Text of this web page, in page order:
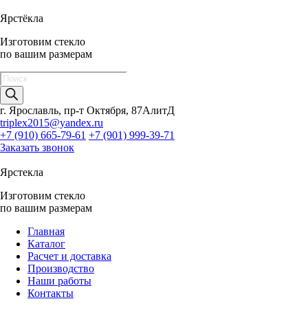
Ярстёкла
Изготовим стекло
по вашим размерам
Поиск
товаров
г. Ярославль, пр-т Октября, 87АлитД
triplex2015@yandex.ru
+7 (910) 665-79-61 +7 (901) 999-39-71
Заказать звонок
Ярстекла
Изготовим стекло
по вашим размерам
Главная
Каталог
Расчет и доставка
Производство
Наши работы
Контакты